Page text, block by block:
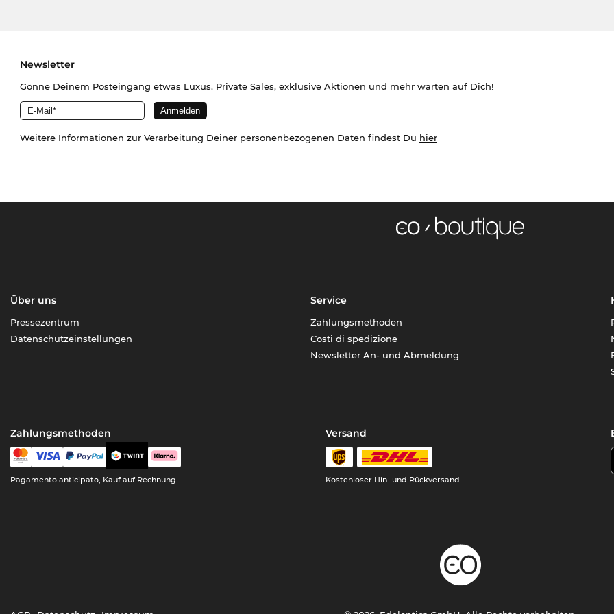
Newsletter
Gönne Deinem Posteingang etwas Luxus. Private Sales, exklusive Aktionen und mehr warten auf Dich!
Weitere Informationen zur Verarbeitung Deiner personenbezogenen Daten findest Du hier
Über uns
Pressezentrum
Datenschutzeinstellungen
Service
Zahlungsmethoden
Costi di spedizione
Newsletter An- und Abmeldung
Zahlungsmethoden
Pagamento anticipato, Kauf auf Rechnung
Versand
Kostenloser Hin- und Rückversand